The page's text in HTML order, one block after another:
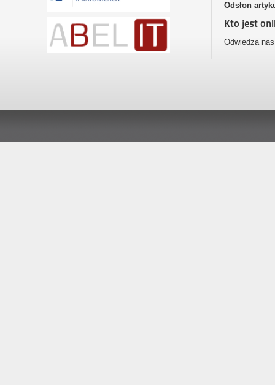
Odsłon
Kto jest
Odwiedza